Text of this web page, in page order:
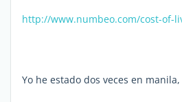
http://www.numbeo.com/cost-of-
Yo he estado dos veces en